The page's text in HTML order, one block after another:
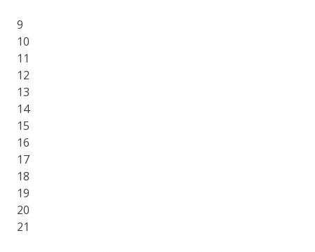
9
10
11
12
13
14
15
16
17
18
19
20
21